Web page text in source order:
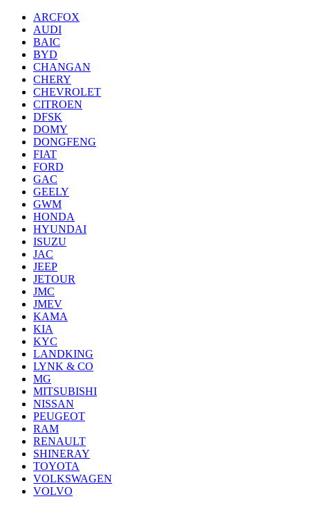
ARCFOX
AUDI
BAIC
BYD
CHANGAN
CHERY
CHEVROLET
CITROEN
DFSK
DOMY
DONGFENG
FIAT
FORD
GAC
GEELY
GWM
HONDA
HYUNDAI
ISUZU
JAC
JEEP
JETOUR
JMC
JMEV
KAMA
KIA
KYC
LANDKING
LYNK & CO
MG
MITSUBISHI
NISSAN
PEUGEOT
RAM
RENAULT
SHINERAY
TOYOTA
VOLKSWAGEN
VOLVO